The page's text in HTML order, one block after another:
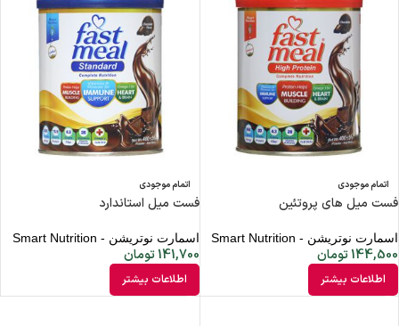
اتمام موجودی
فست میل های پروتئین
اسمارت نوتریشن - Smart Nutrition
144,500تومان
اطلاعات بیشتر
اتمام موجودی
فست میل استاندارد
اسمارت نوتریشن - Smart Nutrition
141,700تومان
اطلاعات بیشتر